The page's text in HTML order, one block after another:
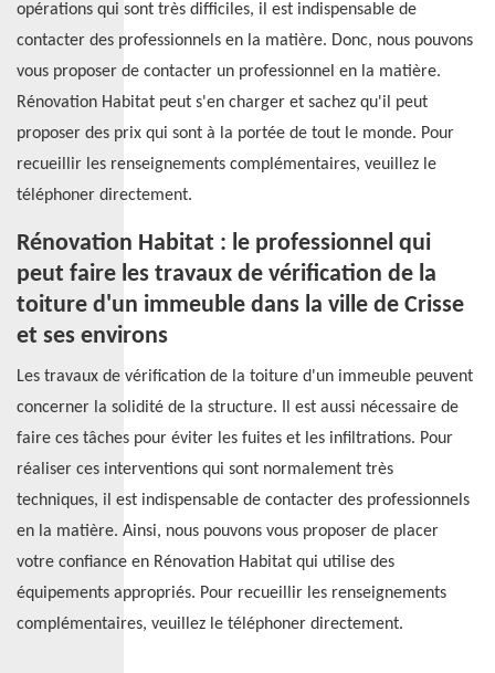
opérations qui sont très difficiles, il est indispensable de
contacter des professionnels en la matière. Donc, nous pouvons
vous proposer de contacter un professionnel en la matière.
Rénovation Habitat peut s'en charger et sachez qu'il peut
proposer des prix qui sont à la portée de tout le monde. Pour
recueillir les renseignements complémentaires, veuillez le
téléphoner directement.
Rénovation Habitat : le professionnel qui
peut faire les travaux de vérification de la
toiture d'un immeuble dans la ville de Crisse
et ses environs
Les travaux de vérification de la toiture d'un immeuble peuvent
concerner la solidité de la structure. Il est aussi nécessaire de
faire ces tâches pour éviter les fuites et les infiltrations. Pour
réaliser ces interventions qui sont normalement très
techniques, il est indispensable de contacter des professionnels
en la matière. Ainsi, nous pouvons vous proposer de placer
votre confiance en Rénovation Habitat qui utilise des
équipements appropriés. Pour recueillir les renseignements
complémentaires, veuillez le téléphoner directement.